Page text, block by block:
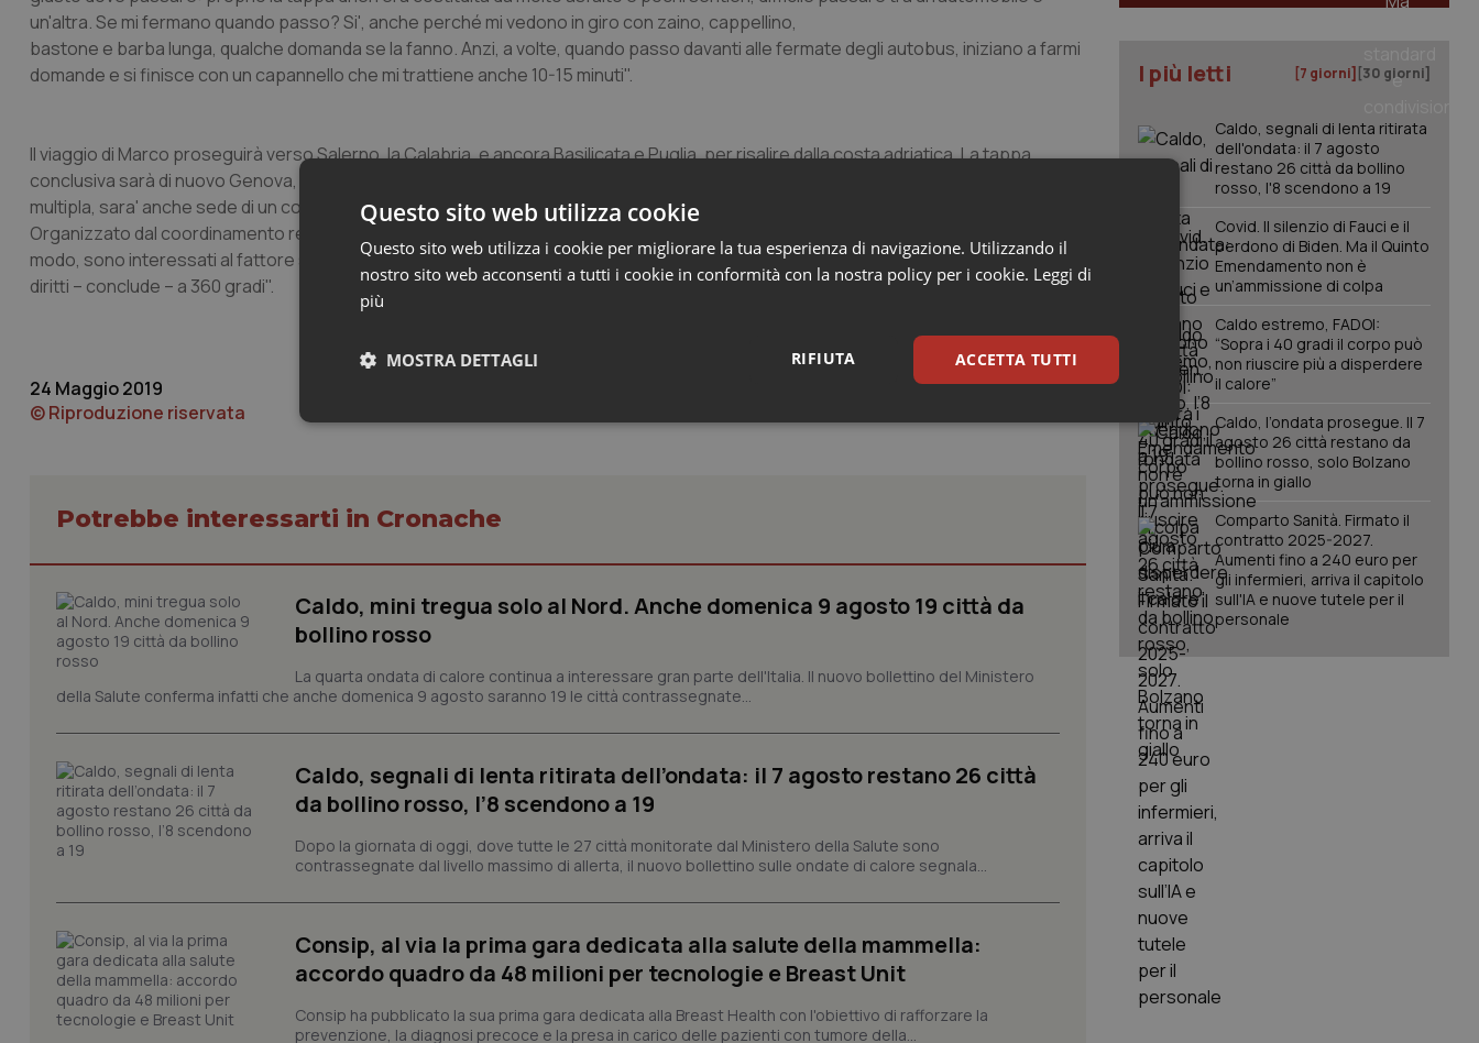
un'altra. Se mi fermano quando passo? Si', anche perché mi vedono in giro con zaino, cappellino,
bastone e barba lunga, qualche domanda se la fanno. Anzi, a volte, quando passo davanti alle fermate degli autobus, iniziano a farmi
domande e si finisce con un capannello che mi trattiene anche 10-15 minuti".
Il viaggio di Marco proseguirà verso Salerno, la Calabria, e ancora Basilicata e Puglia, per risalire dalla costa adriatica. La tappa
conclusiva sarà di nuovo Genova, il 30 novembre. Napoli, in questa settimana di preparazione alla giornata mondiale della sclerosi
multipla, sara' anche sede di un convegno scientifico che si terrà lunedi' 27 allo Stelle Hotel The Businest di corso Meridionale.
Organizzato dal coordinamento regionale Campania, "vedrà la partecipazione – sottolinea Martino – di tutti quelli che, in qualche
modo, sono interessati al fattore sclerosi multipla: che si tratti di lavoro, di riabilitazione, di inclusione sociale e, più in generale, di
diritti – conclude – a 360 gradi".
24 Maggio 2019
© Riproduzione riservata
Potrebbe interessarti in Cronache
Caldo, mini tregua solo al Nord. Anche domenica 9 agosto 19 città da
bollino rosso
La quarta ondata di calore continua a interessare gran parte dell'Italia. Il nuovo bollettino del Ministero
della Salute conferma infatti che anche domenica 9 agosto saranno 19 le città contrassegnate...
Caldo, segnali di lenta ritirata dell’ondata: il 7 agosto restano 26 città
da bollino rosso, l’8 scendono a 19
Dopo la giornata di oggi, dove tutte le 27 città monitorate dal Ministero della Salute sono
contrassegnate dal livello massimo di allerta, il nuovo bollettino sulle ondate di calore segnala...
Consip, al via la prima gara dedicata alla salute della mammella:
accordo quadro da 48 milioni per tecnologie e Breast Unit
Consip ha pubblicato la sua prima gara dedicata alla Breast Health con l'obiettivo di rafforzare la
prevenzione, la diagnosi precoce e la presa in carico delle pazienti con tumore della...
I più letti [7 giorni] [30 giorni]
Caldo, segnali di lenta ritirata
dell'ondata: il 7 agosto
restano 26 città da bollino
rosso, l'8 scendono a 19
Covid. Il silenzio di Fauci e il
perdono di Biden. Ma il Quinto
Emendamento non è
un’ammissione di colpa
Caldo estremo, FADOI:
“Sopra i 40 gradi il corpo può
non riuscire più a disperdere
il calore”
Caldo, l’ondata prosegue. Il 7
agosto 26 città restano da
bollino rosso, solo Bolzano
torna in giallo
Comparto Sanità. Firmato il
contratto 2025-2027.
Aumenti fino a 240 euro per
gli infermieri, arriva il capitolo
sull'IA e nuove tutele per il
personale
Questo sito web utilizza cookie
Questo sito web utilizza i cookie per migliorare la tua esperienza di navigazione. Utilizzando il
nostro sito web acconsenti a tutti i cookie in conformità con la nostra policy per i cookie. Leggi di
più
ACCETTA TUTTI
RIFIUTA
MOSTRA DETTAGLI
Necessari Statistici Marketing
I cookie necessari contribuiscono a rendere fruibile il sito web abilitandone funzionalità di base quali la navigazione sulle pagine
e l'accesso alle aree protette del sito. Il sito web non è in grado di funzionare correttamente senza questi cookie.
Nome
Fornitore/Dominio Scadenza
Descrizione
VISITOR_PRIVACY_METADATA
YouTube
5 mesi 4
interazione con il sito. Registra i dati sul consenso
impostazioni sulla privacy, garantendo che le loro
preferenze siano onorate nelle sessioni future.
CookieScriptConsent
CookieScript
sui cookie dei visitatori. È necessario che il banner
dei cookie di Cookie-Script.com funzioni
correttamente.
tracking-sites-ironfish-
www.quotidianosanita.it
4
2 giorni
Questo cookie è impostato dall'applicazione per
tracking-sites-ironfish-
session-id
www.quotidianosanita.it
4
settimane
Questo cookie è impostato dall'applicazione per
assegnare un identificatore generico al visitatore.
_ga
Google LLC
1 anno 1
Questo nome di cookie è associato a Google